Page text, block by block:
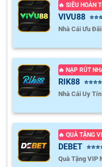
🔥 SIÊU HOÀN
VIVU88
Nhà Cái Ưu
🔥 NẠP RÚT
RIK88
Nhà Cái Uy
🔥 QUÀ TẶNG
DEBET
Quà Tặng VIP